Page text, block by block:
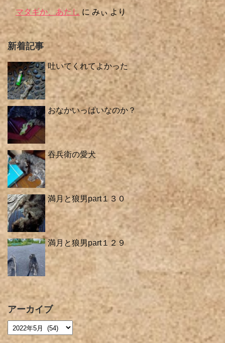
マタギか、あたし に みぃ より
新着記事
吐いてくれてよかった
おなかいっぱいなのか？
吞兵衛の愛犬
満月と狼男part１３０
満月と狼男part１２９
アーカイブ